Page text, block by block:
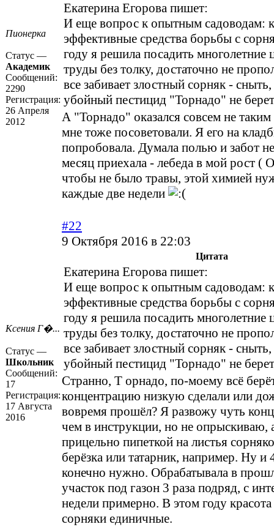
Пионерка
Статус —
Академик
Сообщений:
2290
Регистрация:
26 Апреля
2012
Екатерина Егорова пишет:
И еще вопрос к опытным садоводам:
эффективные средства борьбы с
году я решила посадить многолетние
труды без толку, достаточно не
все забивает злостный сорняк -
убойный пестицид "Торнадо" не
А "Торнадо" оказался совсем не
мне тоже посоветовали. Я его на
попробовала. Думала полью и забот
месяц приехала - лебеда в мой рост (
чтобы не было травы, этой химией
каждые две недели
Ксения Г�...
Статус —
Школьник
Сообщений:
17
Регистрация:
17 Августа
2016
#22
9 Октября 2016 в 22:03
Цитата
Екатерина Егорова пишет:
И еще вопрос к опытным садоводам:
эффективные средства борьбы с
году я решила посадить многолетние
труды без толку, достаточно не
все забивает злостный сорняк -
убойный пестицид "Торнадо" не
Странно, Т орнадо, по-моему всё
концентрацию низкую сделали или
вовремя прошёл? Я развожу чуть
чем в инструкции, но не опрыскиваю,
прицельно пипеткой на листья
берёзка или татарник, например. Ну и
конечно нужно. Обрабатывала в
участок под газон 3 раза подряд, с
недели примерно. В этом году
сорняки единичные.